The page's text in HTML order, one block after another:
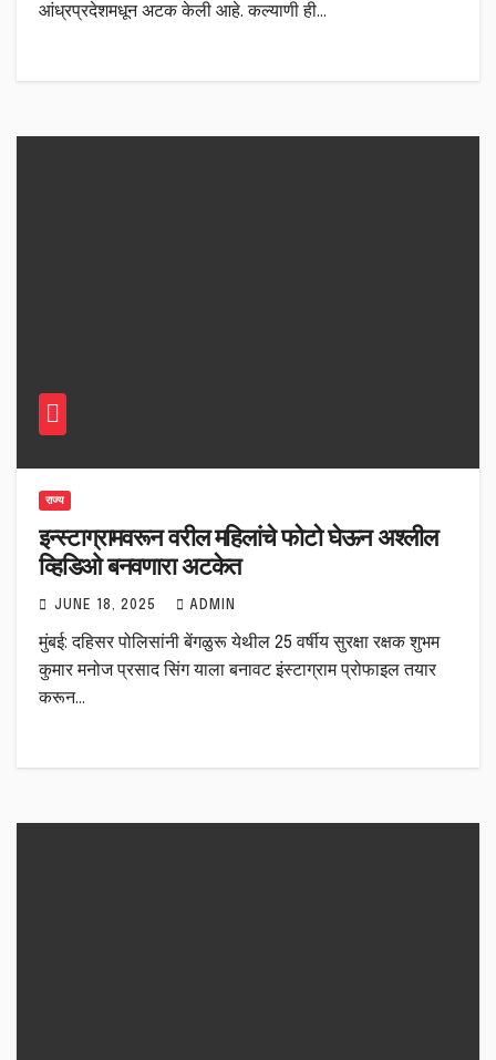
आंध्रप्रदेशमधून अटक केली आहे. कल्याणी ही…
राज्य
इन्स्टाग्रामवरून वरील महिलांचे फोटो घेऊन अश्लील
व्हिडिओ बनवणारा अटकेत
JUNE 18, 2025 ADMIN
मुंबई: दहिसर पोलिसांनी बेंगळुरू येथील 25 वर्षीय सुरक्षा रक्षक शुभम
कुमार मनोज प्रसाद सिंग याला बनावट इंस्टाग्राम प्रोफाइल तयार
करून…